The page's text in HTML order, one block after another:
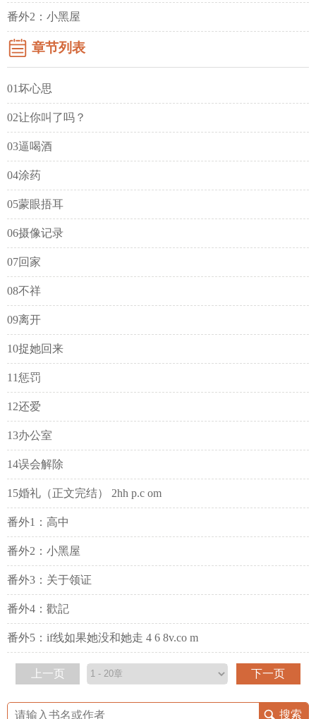
番外2：小黑屋
章节列表
01坏心思
02让你叫了吗？
03逼喝酒
04涂药
05蒙眼捂耳
06摄像记录
07回家
08不祥
09离开
10捉她回来
11惩罚
12还爱
13办公室
14误会解除
15婚礼（正文完结） 2hh p.c om
番外1：高中
番外2：小黑屋
番外3：关于领证
番外4：歡記
番外5：if线如果她没和她走 4 6 8v.co m
上一页 下一页